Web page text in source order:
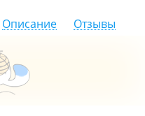
Описание Отзывы